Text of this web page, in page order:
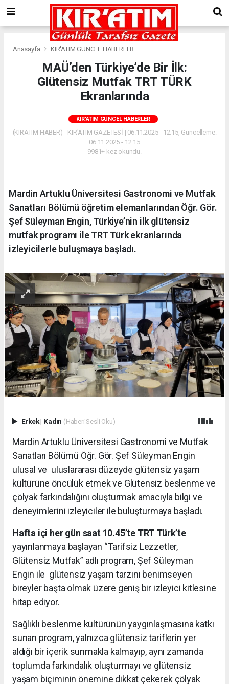
Anasayfa KIR'ATIM GÜNCEL HABERLER
MAÜ’den Türkiye’de Bir İlk:
Glütensiz Mutfak TRT TÜRK
Ekranlarında
KIR'ATIM GÜNCEL HABERLER
(KIRATIM HABER) - KIR'ATIM GAZETESİ | 06.11.2025 - 12:15, Güncelleme:
06.11.2025 - 12:15
9981+ kez okundu.
Mardin Artuklu Üniversitesi Gastronomi ve Mutfak
Sanatları Bölümü öğretim elemanlarından Öğr. Gör.
Şef Süleyman Engin, Türkiye’nin ilk glütensiz
mutfak programı ile TRT Türk ekranlarında
izleyicilerle buluşmaya başladı.
Erkek| Kadın (Haberi Sesli Oku)
Mardin Artuklu Üniversitesi Gastronomi ve Mutfak
Sanatları Bölümü Öğr. Gör. Şef Süleyman Engin
ulusal ve uluslararası düzeyde glütensiz yaşam
kültürüne öncülük etmek ve Glütensiz beslenme ve
çölyak farkındalığını oluşturmak amacıyla bilgi ve
deneyimlerini izleyiciler ile buluşturmaya başladı.
Hafta içi her gün saat 10.45’te TRT Türk’te
yayınlanmaya başlayan “Tarifsiz Lezzetler,
Glütensiz Mutfak” adlı program, Şef Süleyman
Engin ile glütensiz yaşam tarzını benimseyen
bireyler başta olmak üzere geniş bir izleyici kitlesine
hitap ediyor.
Sağlıklı beslenme kültürünün yaygınlaşmasına katkı
sunan program, yalnızca glütensiz tariflerin yer
aldığı bir içerik sunmakla kalmayıp, aynı zamanda
toplumda farkındalık oluşturmayı ve glütensiz
yaşam biçiminin önemine dikkat çekerek çölyak